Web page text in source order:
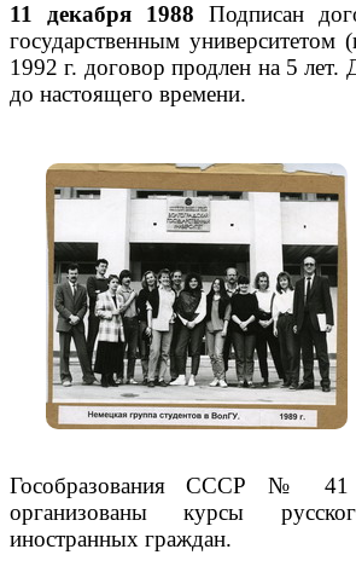
11 декабря 1988 Подписан
государственным
1992 г. договор продлен на 5 лет.
до настоящего времени.
Гособразования СССР № 41
организованы курсы
иностранных граждан.